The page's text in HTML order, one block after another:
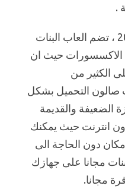
.
تحميل العاب بنات جديدة 2019 ، تضم العاب البنات
الاكسسورات حيث ان
الكثير من
صالون التحميل بشكل
الضعيفة والقديمة
انترنت حيث يمكنك
دون الحاجة الى
مجانا على جهازك
مجانا.